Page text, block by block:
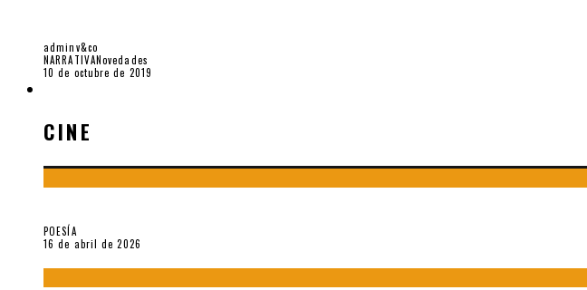
adminv&co
NARRATIVANovedades
10 de octubre de 2019
CINE
POESÍA
16 de abril de 2026